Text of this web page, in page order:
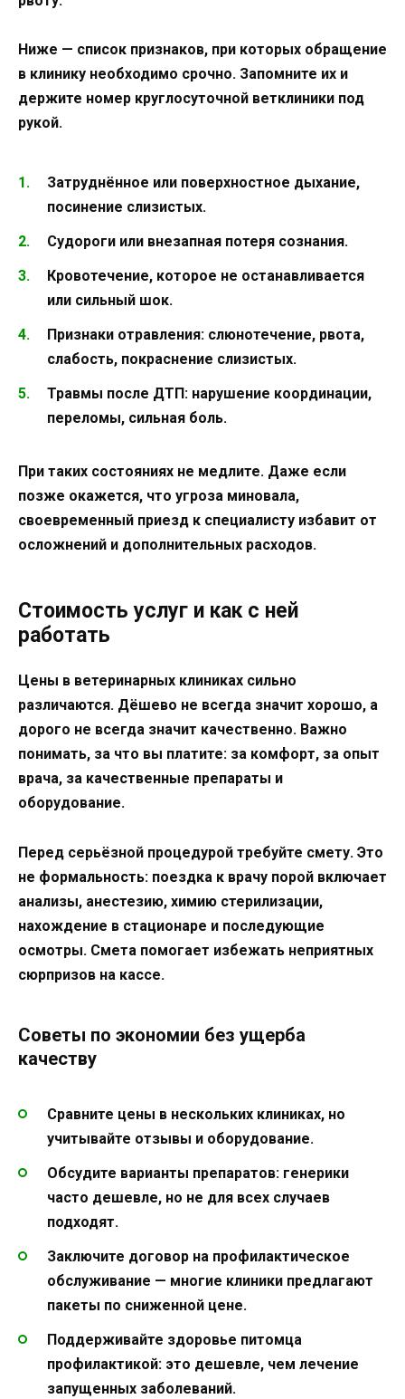
Ниже — список признаков, при которых обращение
в клинику необходимо срочно. Запомните их и
держите номер круглосуточной ветклиники под
рукой.
Затруднённое или поверхностное дыхание,
посинение слизистых.
Судороги или внезапная потеря сознания.
Кровотечение, которое не останавливается
или сильный шок.
Признаки отравления: слюнотечение, рвота,
слабость, покраснение слизистых.
Травмы после ДТП: нарушение координации,
переломы, сильная боль.
При таких состояниях не медлите. Даже если
позже окажется, что угроза миновала,
своевременный приезд к специалисту избавит от
осложнений и дополнительных расходов.
Стоимость услуг и как с ней
работать
Цены в ветеринарных клиниках сильно
различаются. Дёшево не всегда значит хорошо, а
дорого не всегда значит качественно. Важно
понимать, за что вы платите: за комфорт, за опыт
врача, за качественные препараты и
оборудование.
Перед серьёзной процедурой требуйте смету. Это
не формальность: поездка к врачу порой включает
анализы, анестезию, химию стерилизации,
нахождение в стационаре и последующие
осмотры. Смета помогает избежать неприятных
сюрпризов на кассе.
Советы по экономии без ущерба
качеству
Сравните цены в нескольких клиниках, но
учитывайте отзывы и оборудование.
Обсудите варианты препаратов: генерики
часто дешевле, но не для всех случаев
подходят.
Заключите договор на профилактическое
обслуживание — многие клиники предлагают
пакеты по сниженной цене.
Поддерживайте здоровье питомца
профилактикой: это дешевле, чем лечение
запущенных заболеваний.